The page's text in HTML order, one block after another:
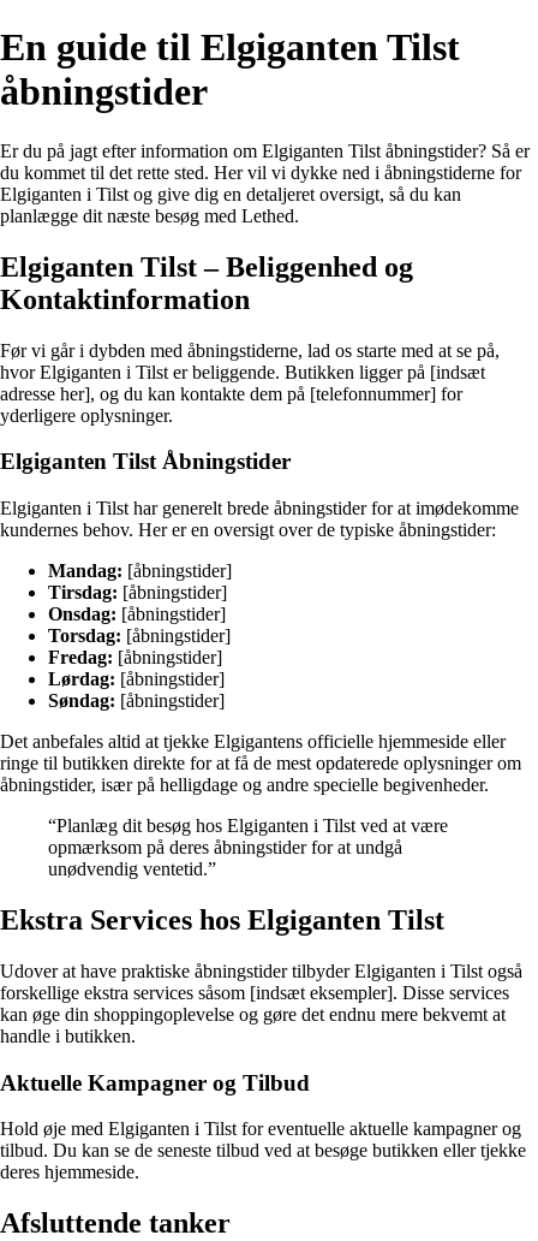
En guide til Elgiganten Tilst
åbningstider
Er du på jagt efter information om Elgiganten Tilst åbningstider? Så er
du kommet til det rette sted. Her vil vi dykke ned i åbningstiderne for
Elgiganten i Tilst og give dig en detaljeret oversigt, så du kan
planlægge dit næste besøg med Lethed.
Elgiganten Tilst – Beliggenhed og
Kontaktinformation
Før vi går i dybden med åbningstiderne, lad os starte med at se på,
hvor Elgiganten i Tilst er beliggende. Butikken ligger på [indsæt
adresse her], og du kan kontakte dem på [telefonnummer] for
yderligere oplysninger.
Elgiganten Tilst Åbningstider
Elgiganten i Tilst har generelt brede åbningstider for at imødekomme
kundernes behov. Her er en oversigt over de typiske åbningstider:
Mandag: [åbningstider]
Tirsdag: [åbningstider]
Onsdag: [åbningstider]
Torsdag: [åbningstider]
Fredag: [åbningstider]
Lørdag: [åbningstider]
Søndag: [åbningstider]
Det anbefales altid at tjekke Elgigantens officielle hjemmeside eller
ringe til butikken direkte for at få de mest opdaterede oplysninger om
åbningstider, især på helligdage og andre specielle begivenheder.
“Planlæg dit besøg hos Elgiganten i Tilst ved at være
opmærksom på deres åbningstider for at undgå
unødvendig ventetid.”
Ekstra Services hos Elgiganten Tilst
Udover at have praktiske åbningstider tilbyder Elgiganten i Tilst også
forskellige ekstra services såsom [indsæt eksempler]. Disse services
kan øge din shoppingoplevelse og gøre det endnu mere bekvemt at
handle i butikken.
Aktuelle Kampagner og Tilbud
Hold øje med Elgiganten i Tilst for eventuelle aktuelle kampagner og
tilbud. Du kan se de seneste tilbud ved at besøge butikken eller tjekke
deres hjemmeside.
Afsluttende tanker